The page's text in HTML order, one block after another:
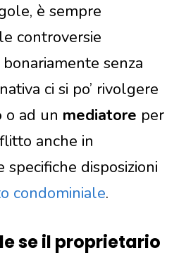
è sempre
controversie
senza
ci si po’ rivolgere
o ad un mediatore per
anche in
disposizioni
condominiale.
se il proprietario